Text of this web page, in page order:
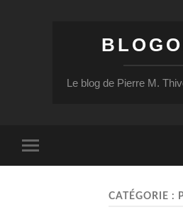
Le blog de Pierre M.
mobile
CATÉGORIE :